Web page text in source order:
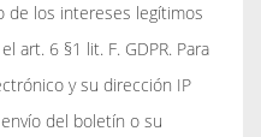
de los intereses legítimos
art. 6 §1 lit. F. GDPR. Para
y su dirección IP
del boletín o su